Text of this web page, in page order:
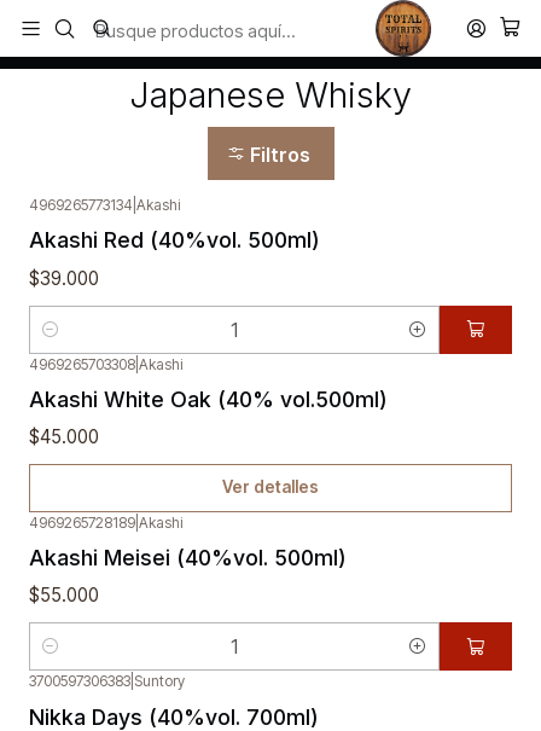
Todos los productos estan en stock. Despachamos a todo Chile.
Inicio Whisky Japanese Whisky
Japanese Whisky
Filtros
4969265773134 Akashi
Akashi Red (40%vol. 500ml)
$39.000
Cantidad
Agotado
4969265703308 Akashi
Akashi White Oak (40% vol.500ml)
$45.000
Ver detalles
4969265728189 Akashi
Akashi Meisei (40%vol. 500ml)
$55.000
Cantidad
3700597306383 Suntory
Nikka Days (40%vol. 700ml)